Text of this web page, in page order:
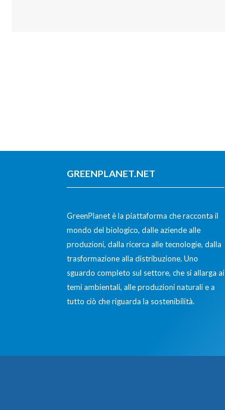
GREENPLANET.NET
GreenPlanet è la piattaforma che racconta il
mondo del biologico, dalle aziende alle
produzioni, dalla ricerca alle tecnologie, dalla
trasformazione alla distribuzione. Uno
sguardo completo sul settore, che si allarga ai
temi ambientali, alle produzioni naturali e a
tutto ciò che riguarda la sostenibilità.